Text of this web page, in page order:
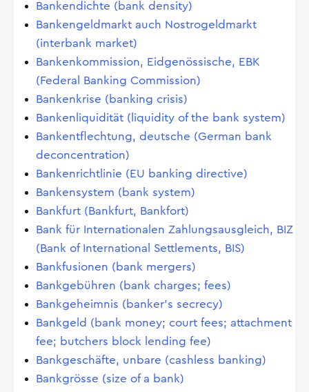
Bankendichte (bank density)
Bankengeldmarkt auch Nostrogeldmarkt
(interbank market)
Bankenkommission, Eidgenössische, EBK
(Federal Banking Commission)
Bankenkrise (banking crisis)
Bankenliquidität (liquidity of the bank system)
Bankentflechtung, deutsche (German bank
deconcentration)
Bankenrichtlinie (EU banking directive)
Bankensystem (bank system)
Bankfurt (Bankfurt, Bankfort)
Bank für Internationalen Zahlungsausgleich, BIZ
(Bank of International Settlements, BIS)
Bankfusionen (bank mergers)
Bankgebühren (bank charges; fees)
Bankgeheimnis (banker's secrecy)
Bankgeld (bank money; court fees; attachment
fee; butchers block lending fee)
Bankgeschäfte, unbare (cashless banking)
Bankgrösse (size of a bank)